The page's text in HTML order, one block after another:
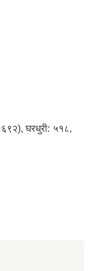
घरधुरी: ५१८,